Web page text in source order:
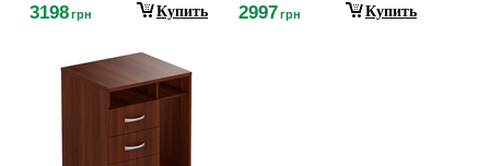
3198грн Купить 2997грн Купить